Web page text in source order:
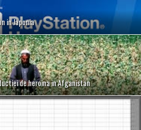
in Japonia
de heroina in Afganistan